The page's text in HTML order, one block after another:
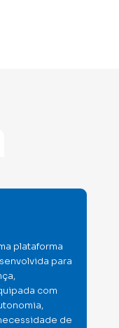
plataforma
para
com
de